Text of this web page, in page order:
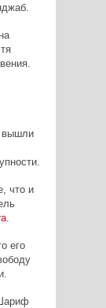
вышли
что и
.
его